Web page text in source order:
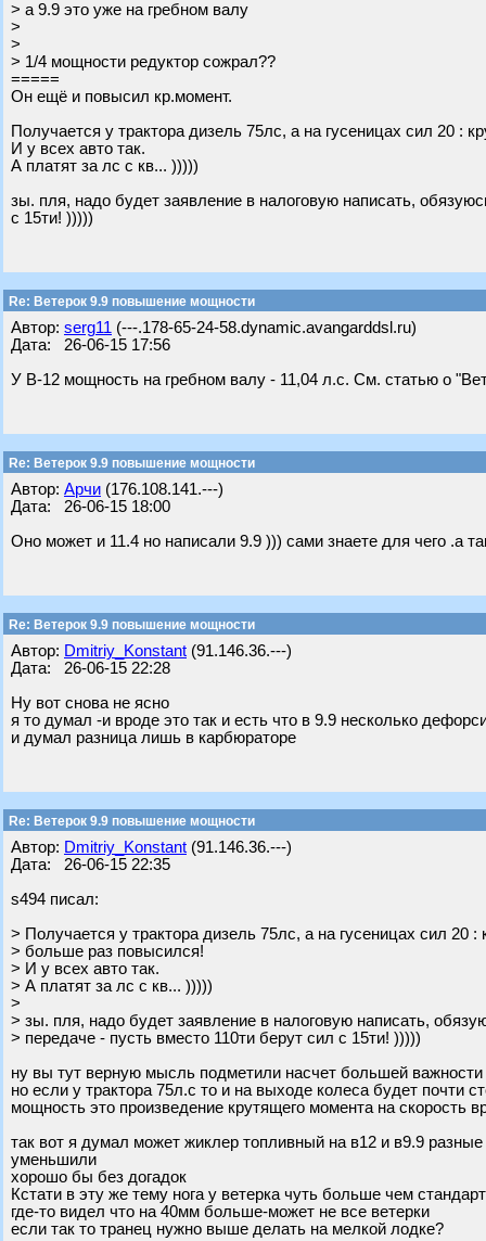
> а 9.9 это уже на гребном валу
>
>
> 1/4 мощности редуктор сожрал??
=====
Он ещё и повысил кр.момент.
Получается у трактора дизель 75лс, а на гусеницах сил 20 :
И у всех авто так.
А платят за лс с кв... )))))
зы. пля, надо будет заявление в налоговую написать,
с 15ти! )))))
Re: Ветерок 9.9 повышение мощности
Автор: serg11 (---.178-65-24-58.dynamic.avangarddsl.ru)
Дата: 26-06-15 17:56
У В-12 мощность на гребном валу - 11,04 л.с. См. статью о
Re: Ветерок 9.9 повышение мощности
Автор: Арчи (176.108.141.---)
Дата: 26-06-15 18:00
Оно может и 11.4 но написали 9.9 ))) сами знаете для чего .а
Re: Ветерок 9.9 повышение мощности
Автор: Dmitriy_Konstant (91.146.36.---)
Дата: 26-06-15 22:28
Ну вот снова не ясно
я то думал -и вроде это так и есть что в 9.9 несколько
и думал разница лишь в карбюраторе
Re: Ветерок 9.9 повышение мощности
Автор: Dmitriy_Konstant (91.146.36.---)
Дата: 26-06-15 22:35
s494 писал:
> Получается у трактора дизель 75лс, а на гусеницах сил 20
> больше раз повысился!
> И у всех авто так.
> А платят за лс с кв... )))))
>
> зы. пля, надо будет заявление в налоговую написать,
> передаче - пусть вместо 110ти берут сил с 15ти! )))))
ну вы тут верную мысль подметили насчет большей
но если у трактора 75л.с то и на выходе колеса будет почти
мощность это произведение крутящего момента на скорость
так вот я думал может жиклер топливный на в12 и в9.9
уменьшили
хорошо бы без догадок
Кстати в эту же тему нога у ветерка чуть больше чем
где-то видел что на 40мм больше-может не все ветерки
если так то транец нужно выше делать на мелкой лодке?